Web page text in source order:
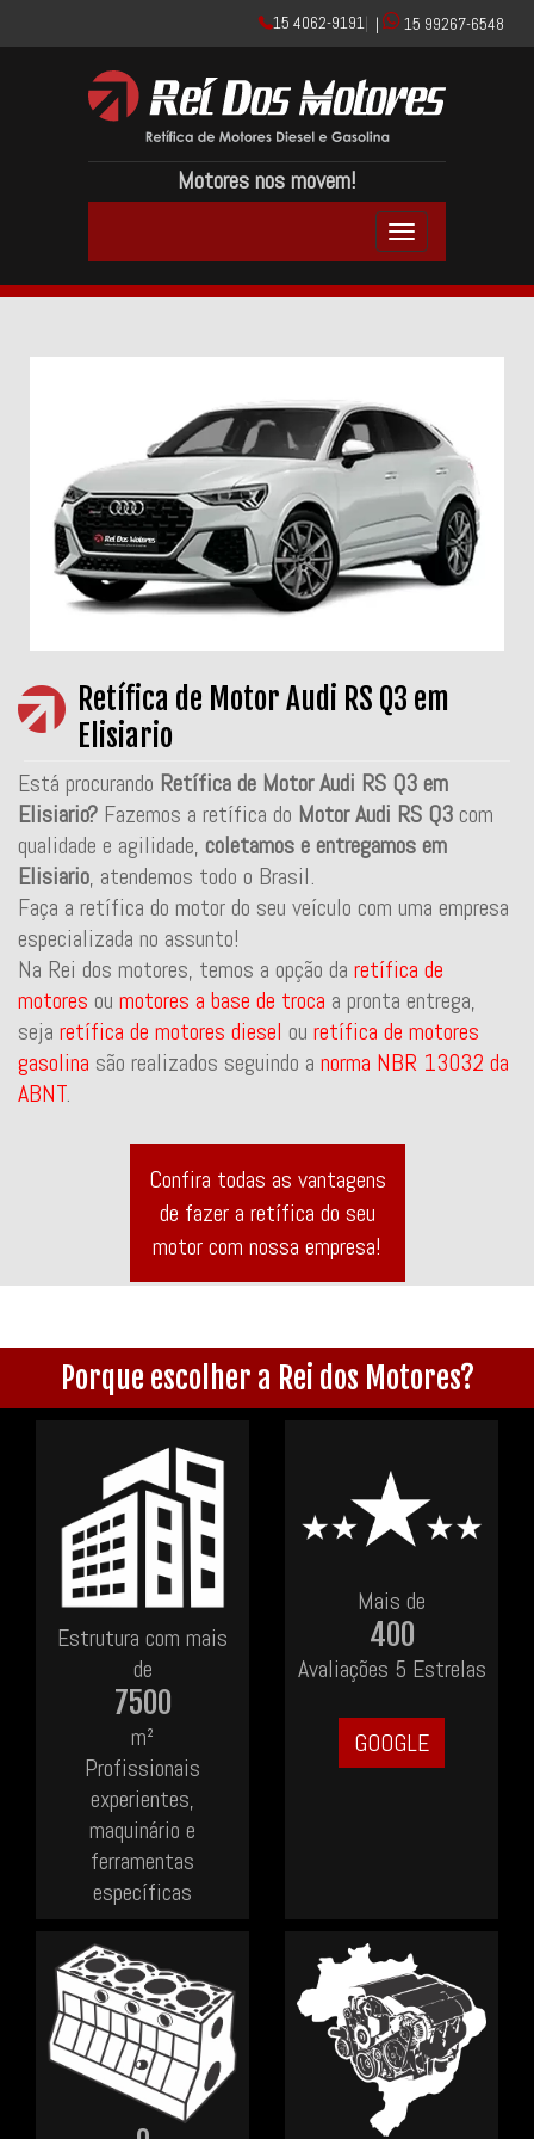
15 4062-9191| | 15 99267-6548
Motores nos movem!
Retífica de Motor Audi RS Q3 em
Elisiario
Está procurando Retífica de Motor Audi RS Q3 em
Elisiario? Fazemos a retífica do Motor Audi RS Q3com
qualidade e agilidade, coletamos e entregamos em
Elisiario, atendemos todo o Brasil.
Faça a retífica do motor do seu veículo com uma empresa
especializada no assunto!
Na Rei dos motores, temos a opção da retífica de
motores ou motores a base de troca a pronta entrega,
seja retífica de motores diesel ou retífica de motores
gasolina são realizados seguindo a norma NBR 13032 da
ABNT.
Confira todas as vantagens
de fazer a retífica do seu
motor com nossa empresa!
Porque escolher a Rei dos Motores?
Estrutura com mais
de
7500
m²
Profissionais
experientes,
maquinário e
ferramentas
específicas
Mais de
400
Avaliações 5 Estrelas
GOOGLE